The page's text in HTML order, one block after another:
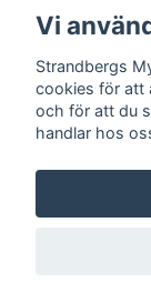
Information
Sociala medier
© 2026
Vi
Strandbergs
cookies för att
och för att du
handlar hos